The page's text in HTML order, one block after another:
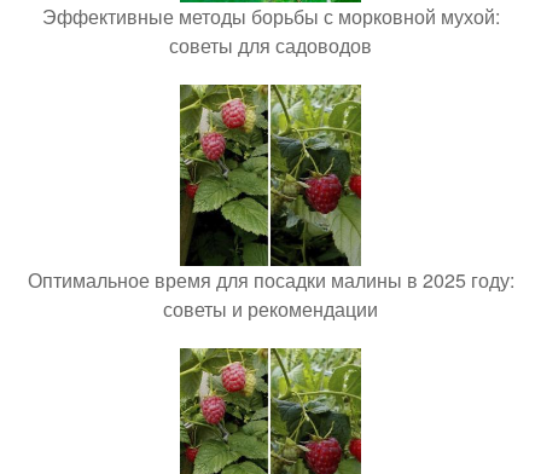
Эффективные методы борьбы с морковной мухой:
советы для садоводов
Оптимальное время для посадки малины в 2025 году:
советы и рекомендации